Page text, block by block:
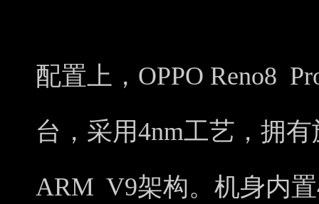
配置上，OPPO Reno8
台，采用4nm工艺，拥
ARM V9架构。机身内